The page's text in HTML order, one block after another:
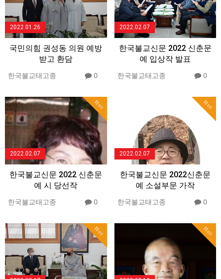
2022.01.26
국민의힘 권성동 의원 예방
받고 환담
한국불교태고종 0
2022.02.07
한국불교신문 2022 신춘문
예 입상작 발표
한국불교태고종 0
Hot
2022.02.07
한국불교신문 2022 신춘문
예 시 당선작
한국불교태고종 0
Hot
2022.02.07
한국불교신문 2022신춘문
예 소설부문 가작
한국불교태고종 0
Hot Hot